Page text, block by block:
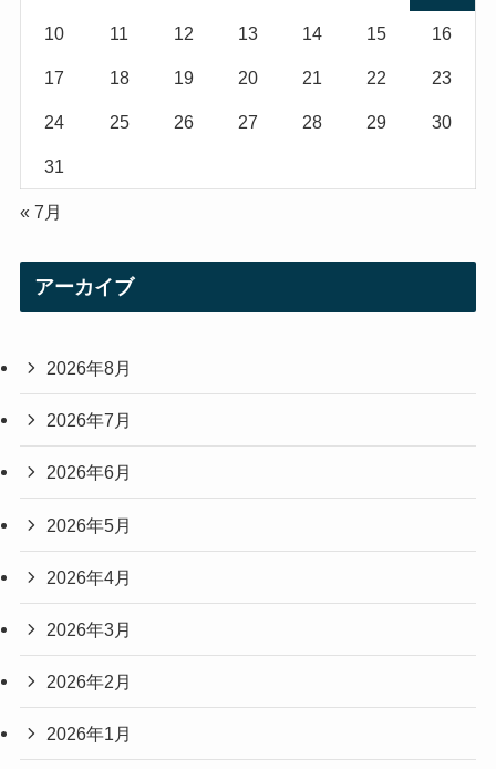
10 11 12 13 14 15 16
17 18 19 20 21 22 23
24 25 26 27 28 29 30
31
« 7月
アーカイブ
2026年8月
2026年7月
2026年6月
2026年5月
2026年4月
2026年3月
2026年2月
2026年1月